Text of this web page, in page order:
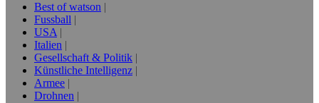
Best of watson
Fussball
USA
Italien
Gesellschaft & Politik
Künstliche Intelligenz
Armee
Drohnen